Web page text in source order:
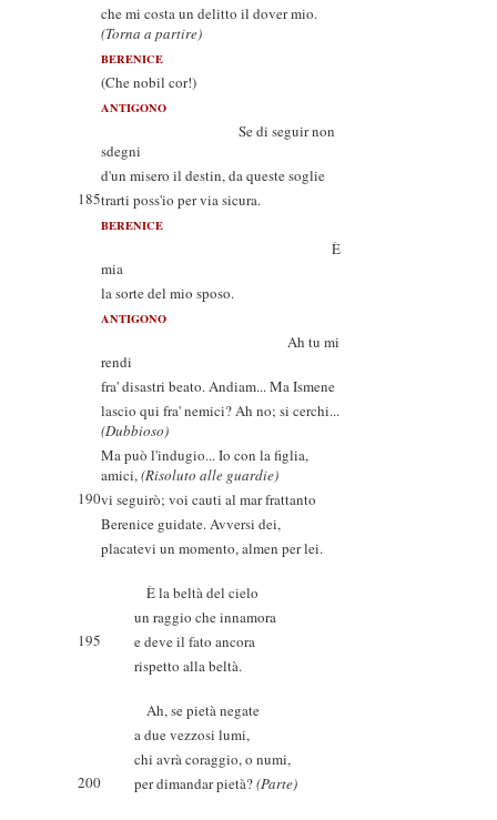
che mi costa un delitto il dover mio.
(Torna a partire)
BERENICE
(Che nobil cor!)
ANTIGONO
Se di seguir non
sdegni
d'un misero il destin, da queste soglie
185trarti poss'io per via sicura.
BERENICE
È
mia
la sorte del mio sposo.
ANTIGONO
Ah tu mi
rendi
fra' disastri beato. Andiam... Ma Ismene
lascio qui fra' nemici? Ah no; si cerchi...
(Dubbioso)
Ma può l'indugio... Io con la figlia,
amici,(Risoluto alle guardie)
190vi seguirò; voi cauti al mar frattanto
Berenice guidate. Avversi dei,
placatevi un momento, almen per lei.
È la beltà del cielo
un raggio che innamora
195
e deve il fato ancora
rispetto alla beltà.
Ah, se pietà negate
a due vezzosi lumi,
chi avrà coraggio, o numi,
200
per dimandar pietà?(Parte)